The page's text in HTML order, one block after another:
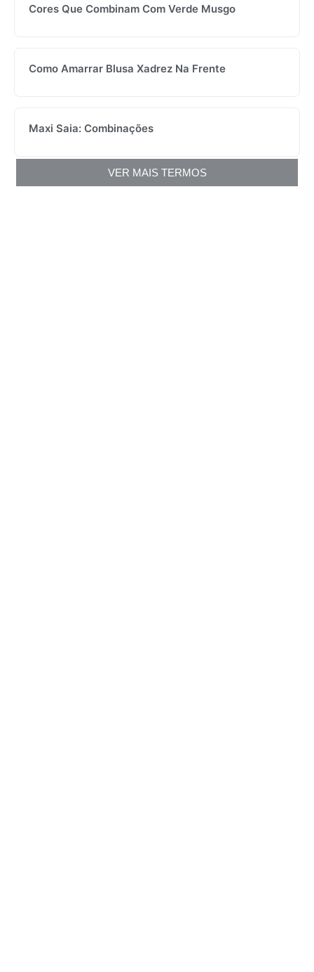
Cores Que Combinam Com Verde Musgo
Como Amarrar Blusa Xadrez Na Frente
Maxi Saia: Combinações
VER MAIS TERMOS